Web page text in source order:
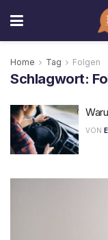
Home Tag Folgen
Schlagwort:
VON